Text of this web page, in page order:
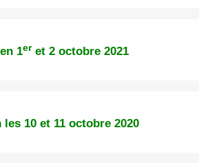
1eret 2 octobre 2021
10 et 11 octobre 2020